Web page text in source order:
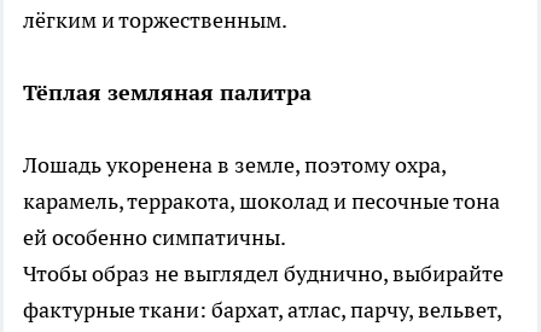
лёгким и торжественным.
Тёплая земляная палитра
Лошадь укоренена в земле, поэтому охра,
карамель, терракота, шоколад и песочные тона
ей особенно симпатичны.
Чтобы образ не выглядел буднично, выбирайте
фактурные ткани: бархат, атлас, парчу, вельвет,